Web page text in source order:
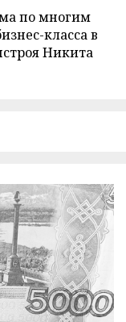
по многим
класса в
Никита